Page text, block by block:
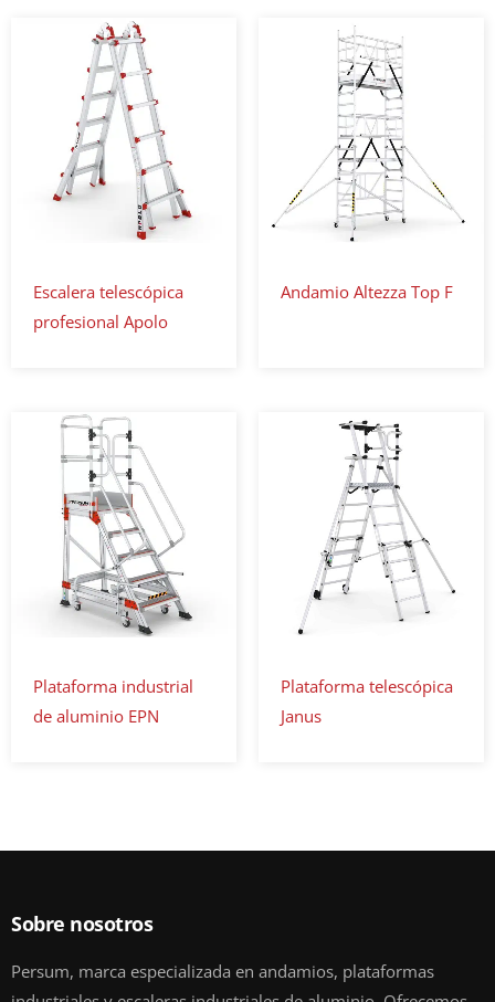
Escalera telescópica
profesional Apolo
Andamio Altezza Top F
Plataforma industrial
de aluminio EPN
Plataforma telescópica
Janus
Sobre nosotros
Persum, marca especializada en andamios, plataformas